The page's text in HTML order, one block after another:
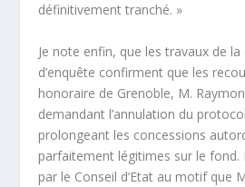
définitivement tranché. »
Je note enfin, que les travaux de
d’enquête confirment que les
honoraire de Grenoble, M.
demandant l’annulation du
prolongeant les concessions
parfaitement légitimes sur le
par le Conseil d’Etat au motif que